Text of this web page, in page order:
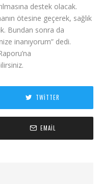
destek olacak.
ötesine geçerek, sağlık
Bundan sonra da
inanıyorum” dedi.
TWITTER
EMAIL